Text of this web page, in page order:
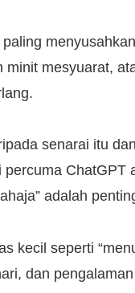
mesyuarat,
senarai itu
ChatGPT
adalah
kecil seperti
dan